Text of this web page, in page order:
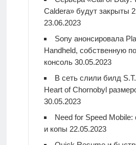
Caldera» будут закрыты
23.06.2023
Sony анонсировала
Handheld, собственную
консоль 30.05.2023
В сеть слили билд
Heart of Chornobyl
30.05.2023
Need for Speed
и копы 22.05.2023